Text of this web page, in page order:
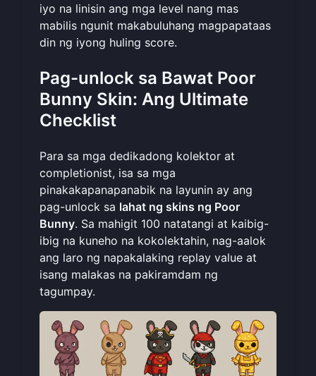
iyo na linisin ang mga level nang mas
mabilis ngunit makabuluhang magpapataas
din ng iyong huling score.
Pag-unlock sa Bawat Poor
Bunny Skin: Ang Ultimate
Checklist
Para sa mga dedikadong kolektor at
completionist, isa sa mga
pinakakapanapanabik na layunin ay ang
pag-unlock sa lahat ng skins ng Poor
Bunny. Sa mahigit 100 natatangi at kaibig-
ibig na kuneho na kokolektahin, nag-aalok
ang laro ng napakalaking replay value at
isang malakas na pakiramdam ng
tagumpay.